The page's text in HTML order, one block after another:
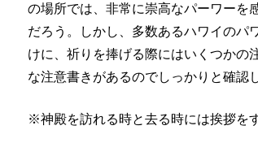
の場所では、非常に崇高なパーワーを
だろう。しかし、多数あるハワイのパ
けに、祈りを捧げる際にはいくつかの
な注意書きがあるのでしっかりと確認
※神殿を訪れる時と去る時には挨拶を